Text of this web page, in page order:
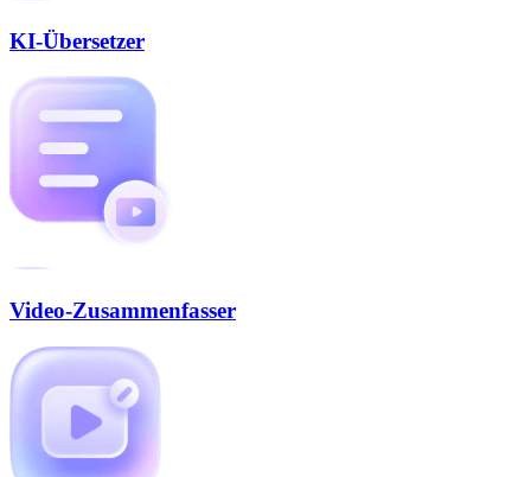
KI-Übersetzer
Video-Zusammenfasser